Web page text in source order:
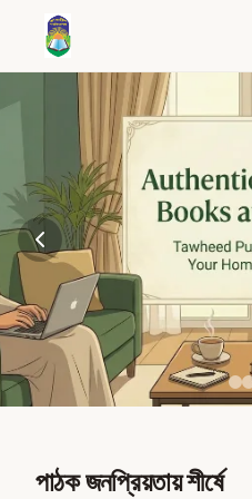
পাঠক জনপ্রিয়তায় শীর্ষে